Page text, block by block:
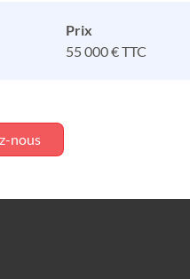
Prix
55 000 € TTC
nous